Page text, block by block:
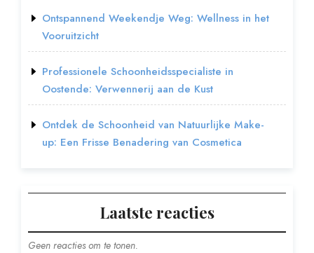
Ontspannend Weekendje Weg: Wellness in het
Vooruitzicht
Professionele Schoonheidsspecialiste in
Oostende: Verwennerij aan de Kust
Ontdek de Schoonheid van Natuurlijke Make-
up: Een Frisse Benadering van Cosmetica
Laatste reacties
Geen reacties om te tonen.